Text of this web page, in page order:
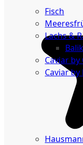
Fisch
Lachs &
Caviar
Caviar
Probierpakete